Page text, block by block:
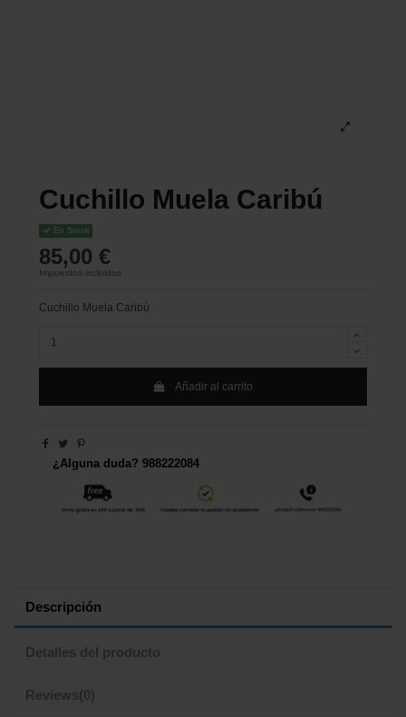
Cuchillo Muela Caribú
En Stock
85,00 €
Impuestos incluidos
Cuchillo Muela Caribú
Añadir al carrito
¿Alguna duda? 988222084
Descripción
Detalles del producto
Reviews(0)